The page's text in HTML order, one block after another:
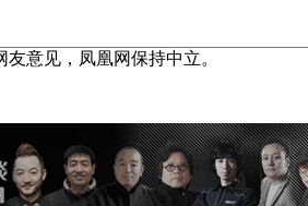
友意见，凤凰网保持中立。